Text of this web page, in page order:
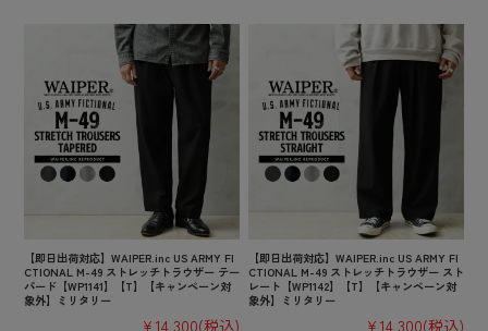
【即日出荷対応】WAIPER.inc US ARMY FI
CTIONAL M-49 ストレッチトラウザー テー
パード【WP1141】【T】【キャンペーン対
象外】ミリタリー
¥14,300(税込)
【即日出荷対応】WAIPER.inc US ARMY FI
CTIONAL M-49 ストレッチトラウザー スト
レート【WP1142】【T】【キャンペーン対
象外】ミリタリー
¥14,300(税込)